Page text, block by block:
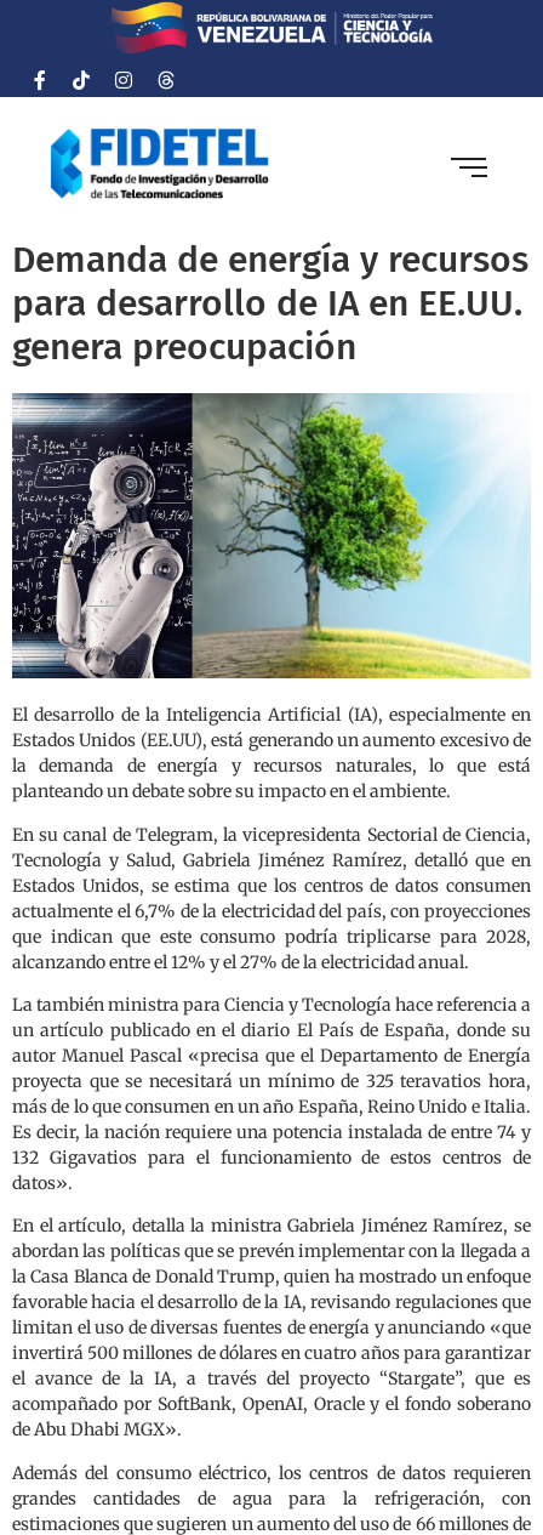
Demanda de energía y recursos
para desarrollo de IA en EE.UU.
genera preocupación
El desarrollo de la Inteligencia Artificial (IA), especialmente en
Estados Unidos (EE.UU), está generando un aumento excesivo de
la demanda de energía y recursos naturales, lo que está
planteando un debate sobre su impacto en el ambiente.
En su canal de Telegram, la vicepresidenta Sectorial de Ciencia,
Tecnología y Salud, Gabriela Jiménez Ramírez, detalló que en
Estados Unidos, se estima que los centros de datos consumen
actualmente el 6,7% de la electricidad del país, con proyecciones
que indican que este consumo podría triplicarse para 2028,
alcanzando entre el 12% y el 27% de la electricidad anual.
La también ministra para Ciencia y Tecnología hace referencia a
un artículo publicado en el diario El País de España, donde su
autor Manuel Pascal «precisa que el Departamento de Energía
proyecta que se necesitará un mínimo de 325 teravatios hora,
más de lo que consumen en un año España, Reino Unido e Italia.
Es decir, la nación requiere una potencia instalada de entre 74 y
132 Gigavatios para el funcionamiento de estos centros de
datos».
En el artículo, detalla la ministra Gabriela Jiménez Ramírez, se
abordan las políticas que se prevén implementar con la llegada a
la Casa Blanca de Donald Trump, quien ha mostrado un enfoque
favorable hacia el desarrollo de la IA, revisando regulaciones que
limitan el uso de diversas fuentes de energía y anunciando «que
invertirá 500 millones de dólares en cuatro años para garantizar
el avance de la IA, a través del proyecto “Stargate”, que es
acompañado por SoftBank, OpenAI, Oracle y el fondo soberano
de Abu Dhabi MGX».
Además del consumo eléctrico, los centros de datos requieren
grandes cantidades de agua para la refrigeración, con
estimaciones que sugieren un aumento del uso de 66 millones de